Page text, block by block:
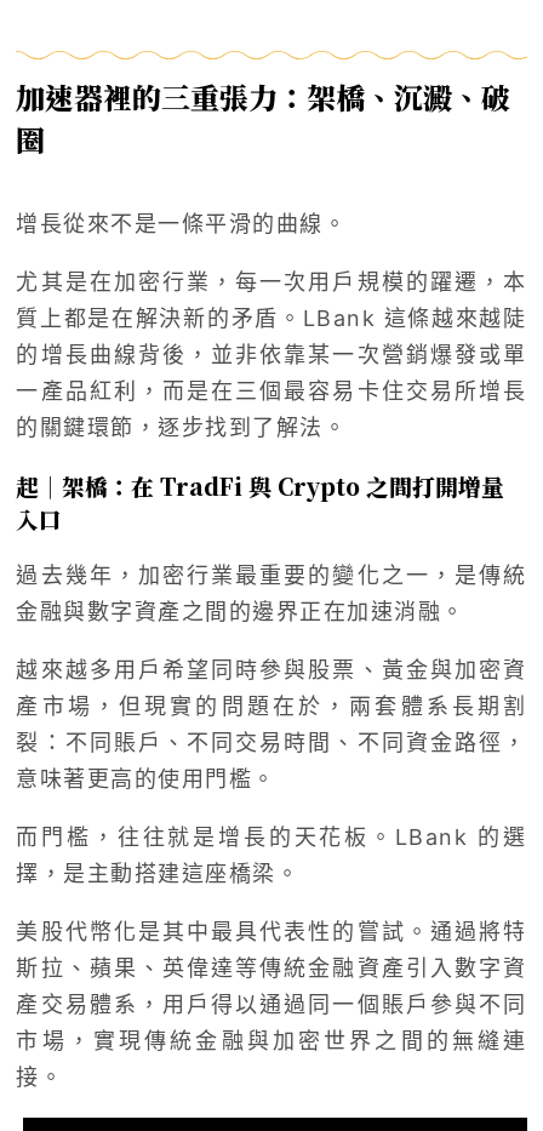
加速器裡的三重張力：架橋、沉澱、破
圈
增長從來不是一條平滑的曲線。
尤其是在加密行業，每一次用戶規模的躍遷，本
質上都是在解決新的矛盾。LBank 這條越來越陡
的增長曲線背後，並非依靠某一次營銷爆發或單
一產品紅利，而是在三個最容易卡住交易所增長
的關鍵環節，逐步找到了解法。
起｜架橋：在 TradFi 與 Crypto 之間打開增量
入口
過去幾年，加密行業最重要的變化之一，是傳統
金融與數字資產之間的邊界正在加速消融。
越來越多用戶希望同時參與股票、黃金與加密資
產市場，但現實的問題在於，兩套體系長期割
裂：不同賬戶、不同交易時間、不同資金路徑，
意味著更高的使用門檻。
而門檻，往往就是增長的天花板。LBank 的選
擇，是主動搭建這座橋梁。
美股代幣化是其中最具代表性的嘗試。通過將特
斯拉、蘋果、英偉達等傳統金融資產引入數字資
產交易體系，用戶得以通過同一個賬戶參與不同
市場，實現傳統金融與加密世界之間的無縫連
接。